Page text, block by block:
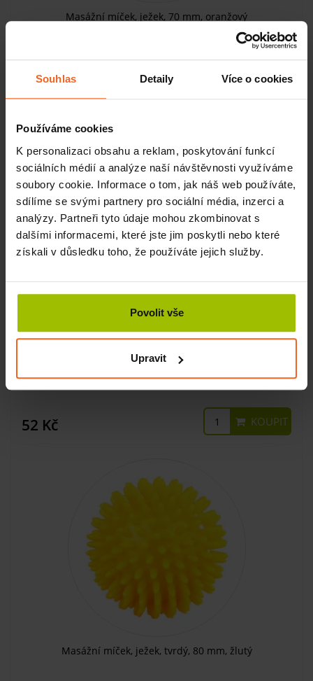
Souhlas Detaily Více o cookies
Používáme cookies
K personalizaci obsahu a reklam, poskytování funkcí
sociálních médií a analýze naší návštěvnosti využíváme
soubory cookie. Informace o tom, jak náš web používáte,
sdílíme se svými partnery pro sociální média, inzerci a
analýzy. Partneři tyto údaje mohou zkombinovat s
dalšími informacemi, které jste jim poskytli nebo které
získali v důsledku toho, že používáte jejich služby.
Povolit vše
Upravit
Masážní míček, ježek, 70 mm, oranžový
Masážní míček, ježek, tvrdý, 80 mm, modrý transparentní
SKLADEM
52 Kč KOUPIT
Masážní míček, ježek, tvrdý, 80 mm, žlutý